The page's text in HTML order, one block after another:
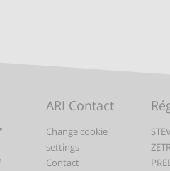
ARI Contact
Change cookie
settings
Contact